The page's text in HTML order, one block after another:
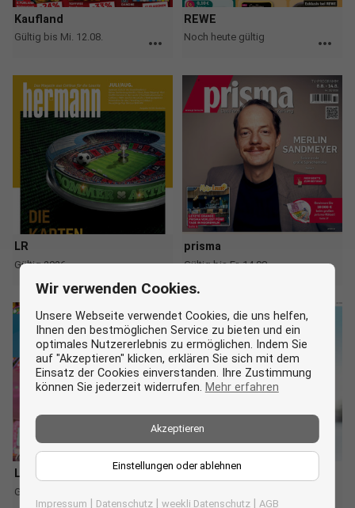
Kaufland
Gültig bis Mi. 12.08. more_horiz
REWE
Noch heute gültig more_horiz
LR
Gültig 2026
prisma
Gültig bis Fr. 14.08. more_horiz
LR
Gültig bis Sa. 28.11. more_horiz
LR
Wir verwenden Cookies.
Unsere Webseite verwendet Cookies, die uns helfen,
Ihnen den bestmöglichen Service zu bieten und ein
optimales Nutzererlebnis zu ermöglichen. Indem Sie
auf "Akzeptieren" klicken, erklären Sie sich mit dem
Einsatz der Cookies einverstanden. Ihre Zustimmung
können Sie jederzeit widerrufen. Mehr erfahren
Einstellungen oder ablehnen
Akzeptieren
Impressum Datenschutz| weekli Datenschutz| AGB